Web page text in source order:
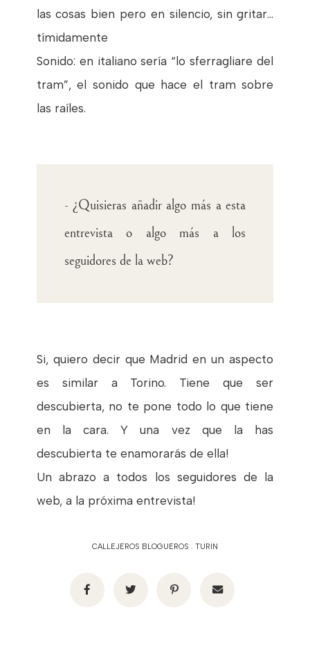
las cosas bien pero en silencio, sin gritar...
tímidamente
Sonido: en italiano sería “lo sferragliare del
tram”, el sonido que hace el tram sobre
las raíles.
- ¿Quisieras añadir algo más a esta
entrevista o algo más a los
seguidores de la web?
Si, quiero decir que Madrid en un aspecto
es similar a Torino. Tiene que ser
descubierta, no te pone todo lo que tiene
en la cara. Y una vez que la has
descubierta te enamorarás de ella!
Un abrazo a todos los seguidores de la
web, a la próxima entrevista!
CALLEJEROS BLOGUEROS . TURIN